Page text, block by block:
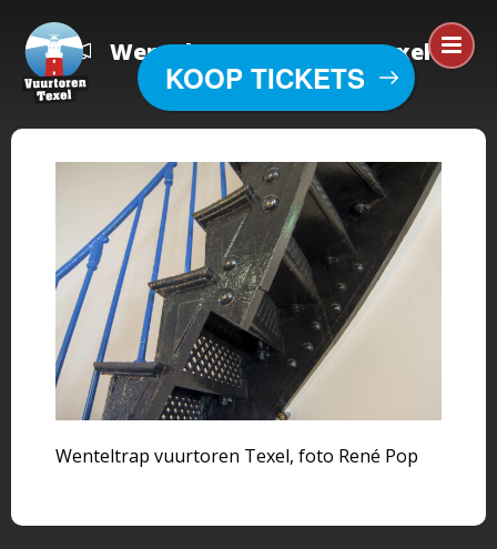
KOOP TICKETS
Wenteltrap vuurtoren Texel
Wenteltrap vuurtoren Texel, foto René Pop